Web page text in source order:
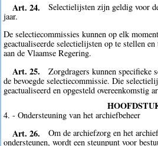
Art. 24.
Selectielijsten zijn geldig voor
jaar.
De selectiecommissies kunnen op elk
geactualiseerde selectielijsten op te stellen
aan de Vlaamse Regering.
Art. 25.
Zorgdragers kunnen specifieke
de bevoegde selectiecommissie. Die
geactualiseerd en opgesteld overeenkomstig
4. - Ondersteuning van het archiefbeheer
Art. 26.
Om de archiefzorg en het
ondersteunen, wordt een steunpunt voor